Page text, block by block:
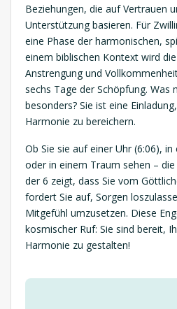
Beziehungen, die auf Vertrauen
Unterstützung basieren. Für
eine Phase der harmonischen,
einem biblischen Kontext wird
Anstrengung und
sechs Tage der Schöpfung. Was
besonders? Sie ist eine
Harmonie zu bereichern.
Ob Sie sie auf einer Uhr (6:06),
oder in einem Traum sehen –
der 6 zeigt, dass Sie vom
fordert Sie auf, Sorgen
Mitgefühl umzusetzen. Diese
kosmischer Ruf: Sie sind bereit,
Harmonie zu gestalten!